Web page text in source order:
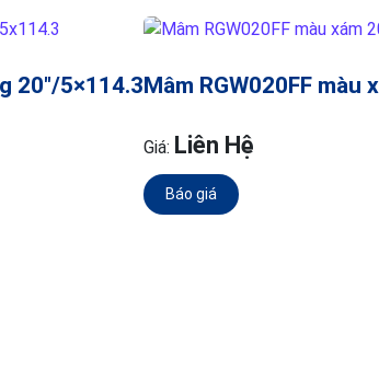
20″/5×114.3Mâm RGW020FF màu
Giá: Liên Hệ
Báo giá